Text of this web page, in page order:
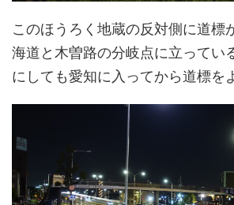
このほうろく地蔵の反対側に道標
海道と木曽路の分岐点に立ってい
にしても愛知に入ってから道標を